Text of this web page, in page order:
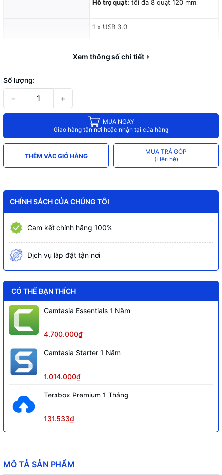
Hỗ trợ quạt: tối đa 8 quạt 120 mm
1 x USB 3.0
Xem thông số chi tiết
Số lượng:
− +
MUA NGAY
Giao hàng tận nơi hoặc nhận tại cửa hàng
THÊM VÀO GIỎ HÀNG
MUA TRẢ GÓP
(Liên hệ)
CHÍNH SÁCH CỦA CHÚNG TÔI
Cam kết chính hãng 100%
Dịch vụ lắp đặt tận nơi
CÓ THỂ BẠN THÍCH
Camtasia Essentials 1 Năm
4.700.000₫
Camtasia Starter 1 Năm
1.014.000₫
Terabox Premium 1 Tháng
131.533₫
MÔ TẢ SẢN PHẨM